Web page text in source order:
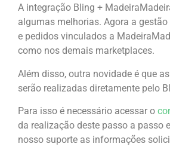
A integração Bling +
algumas melhorias. Agora a
e pedidos vinculados a
como nos demais marketplaces.
Além disso, outra novidade é que
serão realizadas diretamente pelo
Para isso é necessário acessar o
da realização deste passo a passo
nosso suporte as informações